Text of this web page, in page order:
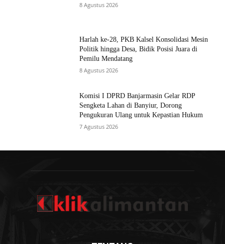
8 Agustus 2026
Harlah ke-28, PKB Kalsel Konsolidasi Mesin
Politik hingga Desa, Bidik Posisi Juara di
Pemilu Mendatang
8 Agustus 2026
Komisi I DPRD Banjarmasin Gelar RDP
Sengketa Lahan di Banyiur, Dorong
Pengukuran Ulang untuk Kepastian Hukum
7 Agustus 2026